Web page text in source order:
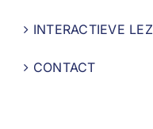
INTERACTIEVE
CONTACT